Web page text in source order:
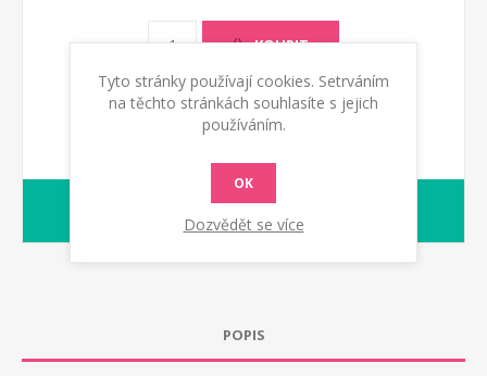
KOUPIT
1-2 dny
POPIS
Tyto stránky používají cookies. Setrváním
na těchto stránkách souhlasíte s jejich
používáním.
OK
Dozvědět se více